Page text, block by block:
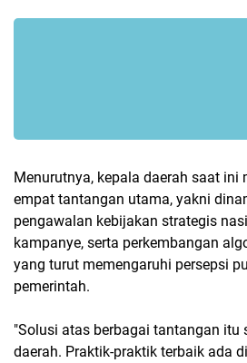
Menurutnya, kepala daerah saat ini
empat tantangan utama, yakni
pengawalan kebijakan strategis
kampanye, serta perkembangan
yang turut memengaruhi persepsi
pemerintah.
"Solusi atas berbagai tantangan itu
daerah. Praktik-praktik terbaik ada